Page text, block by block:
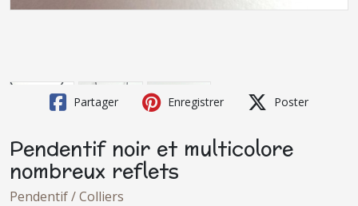
Partager Enregistrer Poster
Pendentif noir et multicolore
nombreux reflets
Pendentif / Colliers